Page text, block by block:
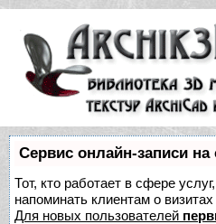
Сервис онлайн-записи
Тот, кто работает в сфере
напоминать клиентам о
Для новых пользователей